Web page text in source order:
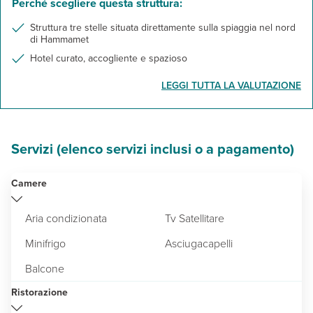
Struttura tre stelle situata direttamente sulla spiaggia nel nord
di Hammamet
Hotel curato, accogliente e spazioso
LEGGI TUTTA LA VALUTAZIONE
Servizi (elenco servizi inclusi o a pagamento)
Camere
Aria condizionata
Tv Satellitare
Minifrigo
Asciugacapelli
Balcone
Ristorazione